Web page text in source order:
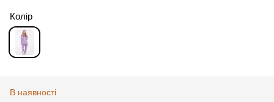
Колір
В наявності